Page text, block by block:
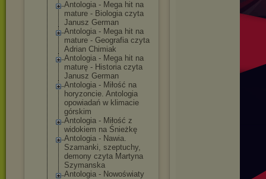
Antologia - Mega hit na
mature - Biologia czyta
Janusz German
Antologia - Mega hit na
mature - Geografia czyta
Adrian Chimiak
Antologia - Mega hit na
maturę - Historia czyta
Janusz German
Antologia - Miłość na
horyzoncie. Antologia
opowiadań w klimacie
górskim
Antologia - Miłość z
widokiem na Śnieżkę
Antologia - Nawia.
Szamanki, szeptuchy,
demony czyta Martyna
Szymanska
Antologia - Nowoświaty